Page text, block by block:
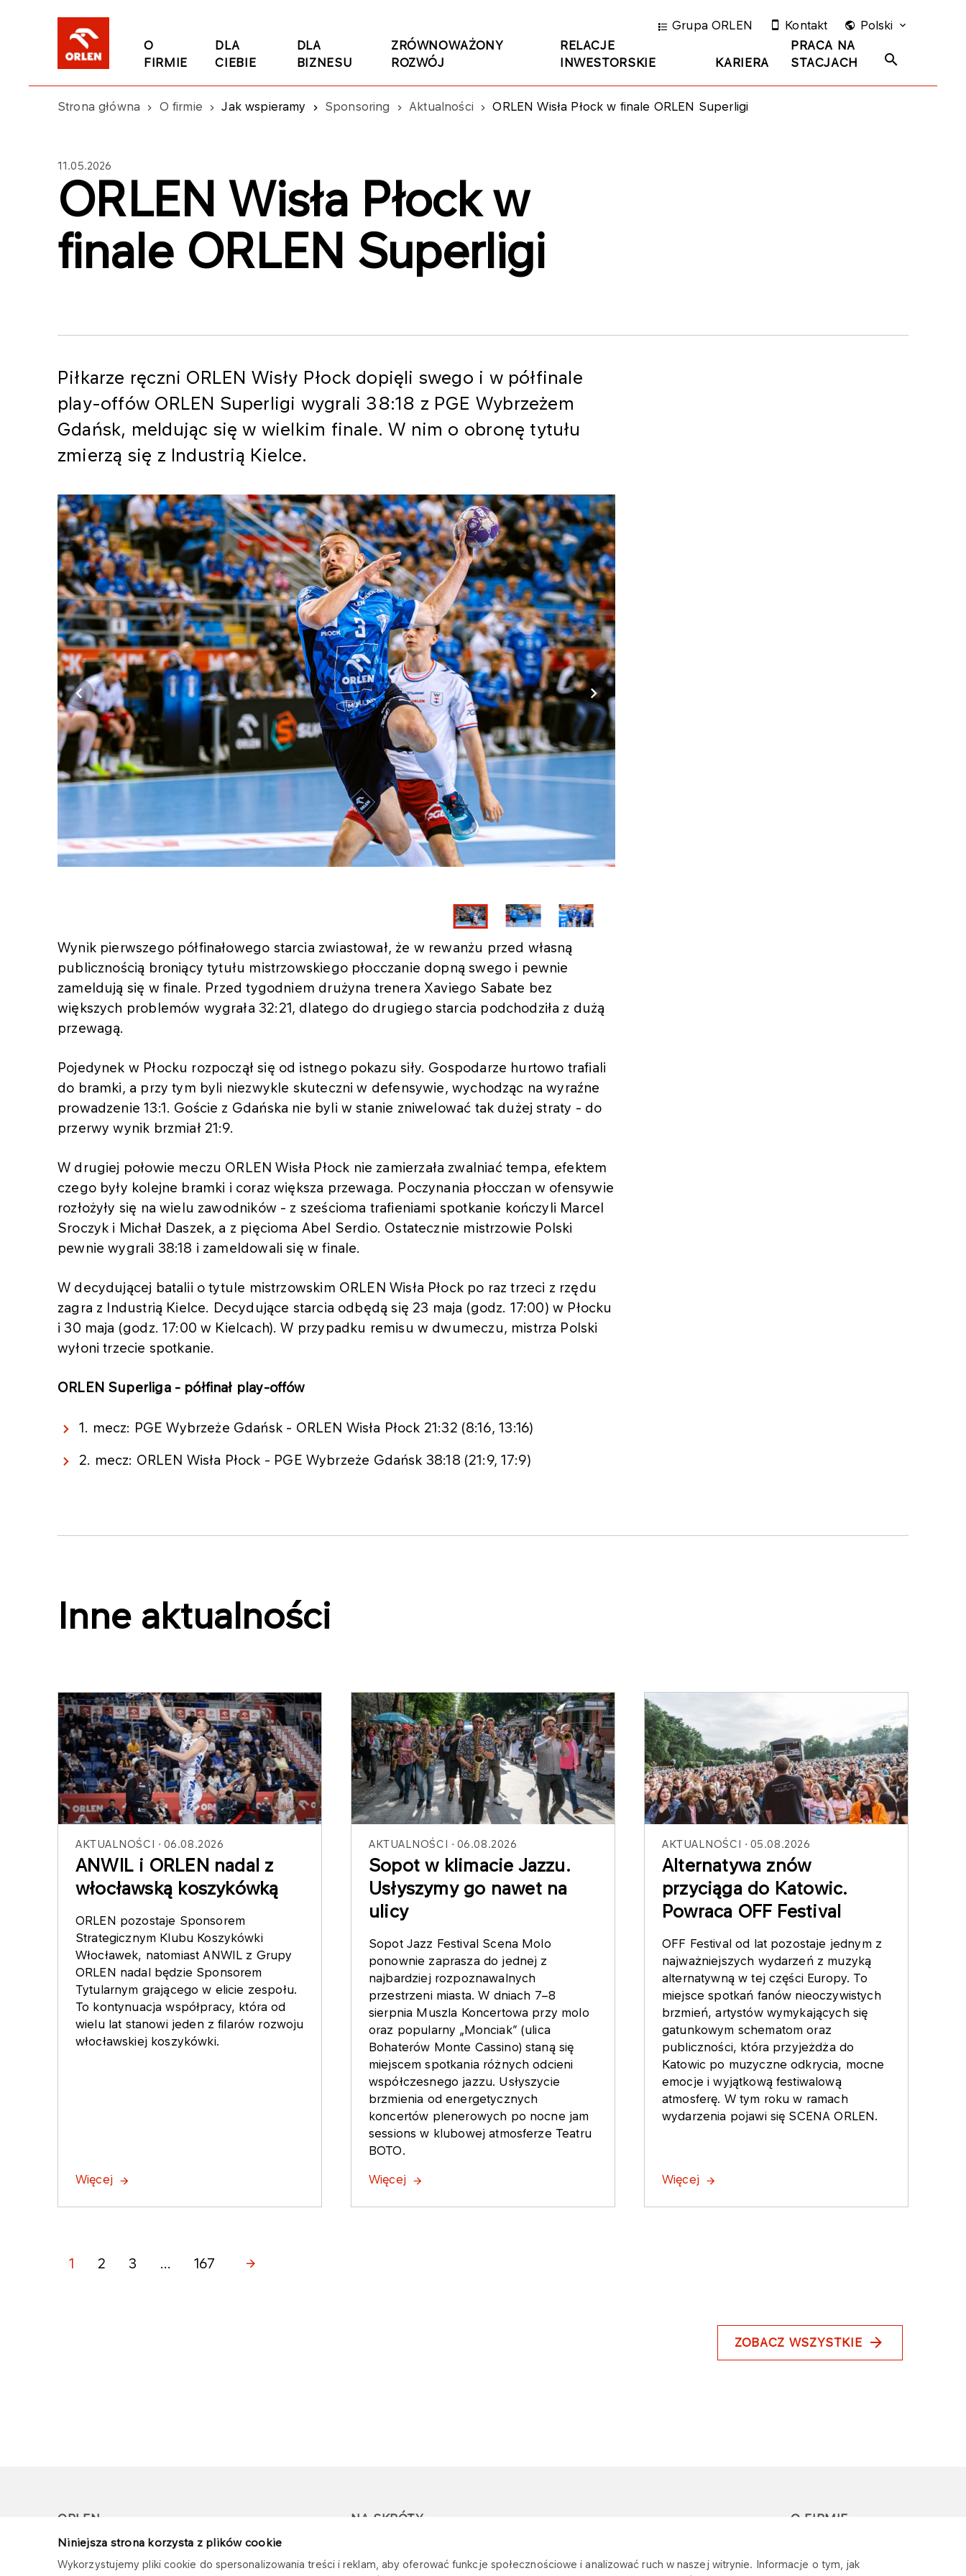
Niniejsza strona korzysta z plików cookie
Wykorzystujemy pliki cookie do spersonalizowania treści i reklam, aby oferować funkcje społecznościowe i analizować ruch w naszej witrynie. Informacje o tym, jak
O
FIRMIE
DLA
CIEBIE
DLA
BIZNESU
ZRÓWNOWAŻONY
ROZWÓJ
RELACJE
INWESTORSKIE
KARIERA
PRACA NA
STACJACH
Grupa ORLEN Kontakt Polski
Strona główna O firmie Jak wspieramy Sponsoring Aktualności ORLEN Wisła Płock w finale ORLEN Superligi
11.05.2026
ORLEN Wisła Płock w
finale ORLEN Superligi
Piłkarze ręczni ORLEN Wisły Płock dopięli swego i w półfinale
play-offów ORLEN Superligi wygrali 38:18 z PGE Wybrzeżem
Gdańsk, meldując się w wielkim finale. W nim o obronę tytułu
zmierzą się z Industrią Kielce.
Wynik pierwszego półfinałowego starcia zwiastował, że w rewanżu przed własną
publicznością broniący tytułu mistrzowskiego płocczanie dopną swego i pewnie
zameldują się w finale. Przed tygodniem drużyna trenera Xaviego Sabate bez
większych problemów wygrała 32:21, dlatego do drugiego starcia podchodziła z dużą
przewagą.
Pojedynek w Płocku rozpoczął się od istnego pokazu siły. Gospodarze hurtowo trafiali
do bramki, a przy tym byli niezwykle skuteczni w defensywie, wychodząc na wyraźne
prowadzenie 13:1. Goście z Gdańska nie byli w stanie zniwelować tak dużej straty - do
przerwy wynik brzmiał 21:9.
W drugiej połowie meczu ORLEN Wisła Płock nie zamierzała zwalniać tempa, efektem
czego były kolejne bramki i coraz większa przewaga. Poczynania płocczan w ofensywie
rozłożyły się na wielu zawodników - z sześcioma trafieniami spotkanie kończyli Marcel
Sroczyk i Michał Daszek, a z pięcioma Abel Serdio. Ostatecznie mistrzowie Polski
pewnie wygrali 38:18 i zameldowali się w finale.
W decydującej batalii o tytule mistrzowskim ORLEN Wisła Płock po raz trzeci z rzędu
zagra z Industrią Kielce. Decydujące starcia odbędą się 23 maja (godz. 17:00) w Płocku
i 30 maja (godz. 17:00 w Kielcach). W przypadku remisu w dwumeczu, mistrza Polski
wyłoni trzecie spotkanie.
ORLEN Superliga - półfinał play-offów
1. mecz: PGE Wybrzeże Gdańsk - ORLEN Wisła Płock 21:32 (8:16, 13:16)
2. mecz: ORLEN Wisła Płock - PGE Wybrzeże Gdańsk 38:18 (21:9, 17:9)
Inne aktualności
AKTUALNOŚCI 06.08.2026
ANWIL i ORLEN nadal z
włocławską koszykówką
ORLEN pozostaje Sponsorem
Strategicznym Klubu Koszykówki
Włocławek, natomiast ANWIL z Grupy
ORLEN nadal będzie Sponsorem
Tytularnym grającego w elicie zespołu.
To kontynuacja współpracy, która od
wielu lat stanowi jeden z filarów rozwoju
włocławskiej koszykówki.
Więcej
AKTUALNOŚCI 06.08.2026
Sopot w klimacie Jazzu.
Usłyszymy go nawet na
ulicy
Sopot Jazz Festival Scena Molo
ponownie zaprasza do jednej z
najbardziej rozpoznawalnych
przestrzeni miasta. W dniach 7–8
sierpnia Muszla Koncertowa przy molo
oraz popularny „Monciak” (ulica
Bohaterów Monte Cassino) staną się
miejscem spotkania różnych odcieni
współczesnego jazzu. Usłyszycie
brzmienia od energetycznych
koncertów plenerowych po nocne jam
sessions w klubowej atmosferze Teatru
BOTO.
Więcej
AKTUALNOŚCI 05.08.2026
Alternatywa znów
przyciąga do Katowic.
Powraca OFF Festival
OFF Festival od lat pozostaje jednym z
najważniejszych wydarzeń z muzyką
alternatywną w tej części Europy. To
miejsce spotkań fanów nieoczywistych
brzmień, artystów wymykających się
gatunkowym schematom oraz
publiczności, która przyjeżdża do
Katowic po muzyczne odkrycia, mocne
emocje i wyjątkową festiwalową
atmosferę. W tym roku w ramach
wydarzenia pojawi się SCENA ORLEN.
Więcej
1 2 3 ... 167
ZOBACZ WSZYSTKIE
ORLEN
Copyright © 1996-2026
Wszystkie prawa zastrzeżone
NA SKRÓTY
oszustwami
reklamację
O FIRMIE